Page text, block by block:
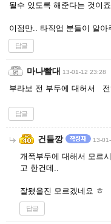
될수 있도록 해준다는 것이
이점만.. 타직업 분들이 알아
답글
마나빨대 13-01-12 23:28
부라보 전 부두에 대허서
답글
건들깡 13-
개폭부두에 대해서 모르
고 한건데..
잘됐을진 모르겠네요 ㅎ
답글